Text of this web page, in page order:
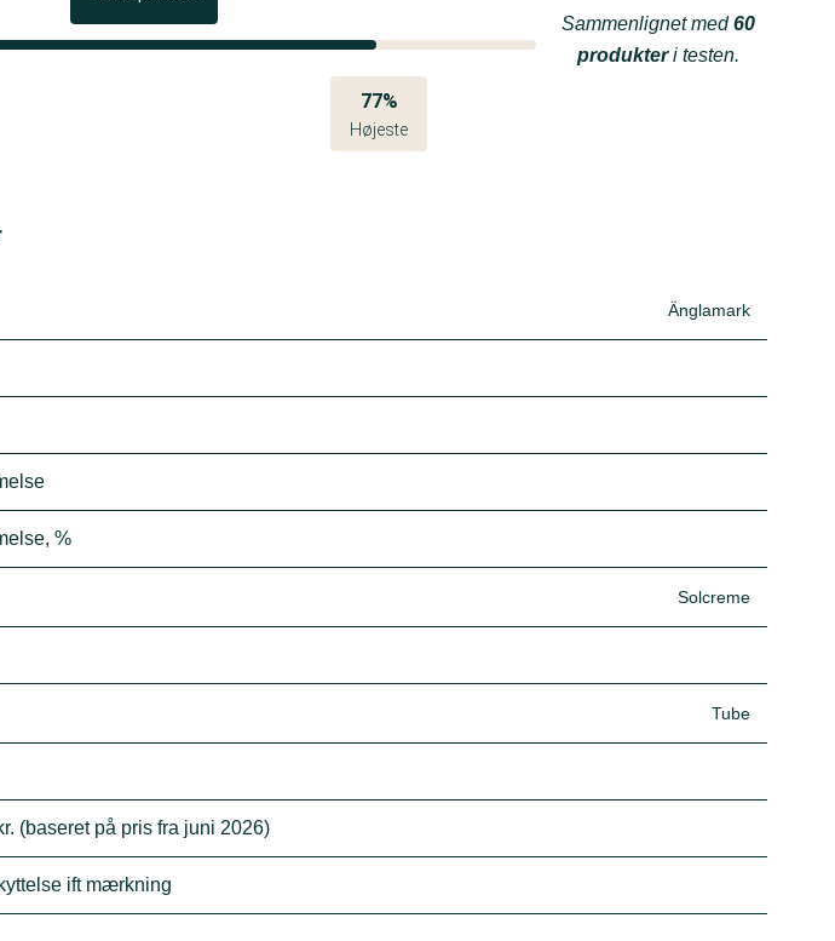
77%
Højeste
Sammenlignet med60
produkteri testen.
Änglamark
%
Solcreme
Tube
(baseret på pris fra juni 2026)
ift mærkning